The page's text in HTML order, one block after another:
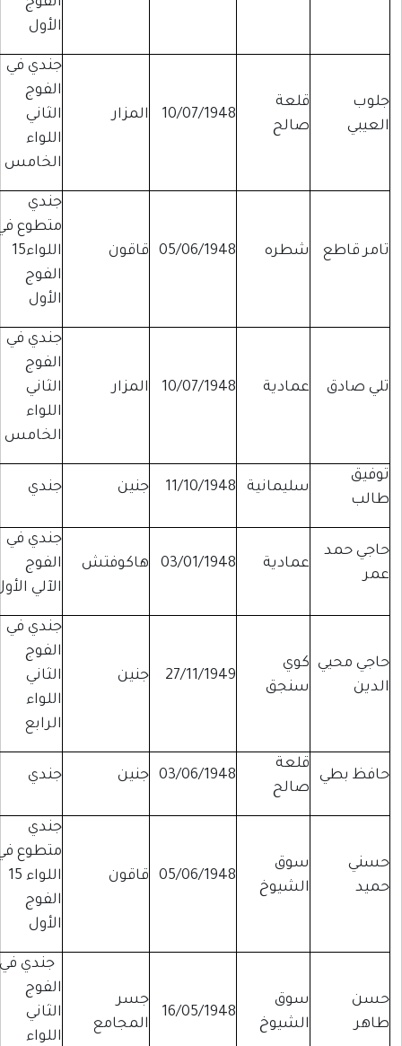
الأول
جندي في
الفوج
الثاني
اللواء
الخامس
المزار 10/07/1948
قلعة
صالح
جلوب
العيبي
جندي
متطوع في
اللواء15
الفوج
الأول
قاقون 05/06/1948 شطره تامر قاطع
جندي في
الفوج
الثاني
اللواء
الخامس
المزار 10/07/1948 عمادية تلي صادق
جندي جنين 11/10/1948 سليمانية
توفيق
طالب
جندي في
الفوج
الآلي الأول
هاكوفتش 03/01/1948 عمادية
حاجي حمد
عمر
جندي في
الفوج
الثاني
اللواء
الرابع
جنين 27/11/1949
كوي
سنجق
حاجي محيي
الدين
جندي جنين 03/06/1948
قلعة
صالح
حافظ بطي
جندي
متطوع في
اللواء 15
الفوج
الأول
قاقون 05/06/1948
سوق
الشيوخ
حسني
حميد
جندي في
الفوج
الثاني
اللواء
جسر
المجامع
16/05/1948
سوق
الشيوخ
حسن
طاهر